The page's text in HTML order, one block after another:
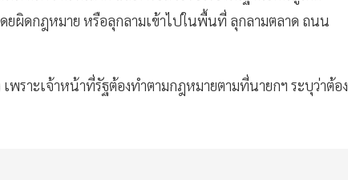
ยผิดกฎหมาย หรือลุกลามเข้าไปในพื้นที่ ลุกลามตลาด ถนน
พราะเจ้าหน้าที่รัฐต้องทำตามกฎหมายตามที่นายกฯ ระบุว่าต้อง